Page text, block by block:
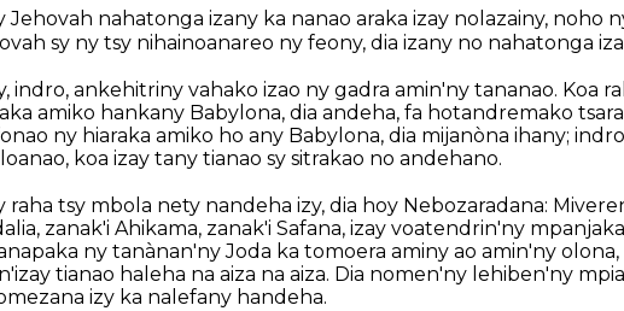
Jehovah nahatonga izany ka nanao araka izay nolazainy, noho
sy ny tsy nihainoanareo ny feony, dia izany no nahatonga
indro, ankehitriny vahako izao ny gadra amin'ny tananao. Koa
amiko hankany Babylona, dia andeha, fa hotandremako
ny hiaraka amiko ho any Babylona, dia mijanòna ihany;
koa izay tany tianao sy sitrakao no andehano.
raha tsy mbola nety nandeha izy, dia hoy Nebozaradana:
zanak'i Ahikama, zanak'i Safana, izay voatendrin'ny
ny tanànan'ny Joda ka tomoera aminy ao amin'ny
tianao haleha na aiza na aiza. Dia nomen'ny lehiben'ny
izy ka nalefany handeha.